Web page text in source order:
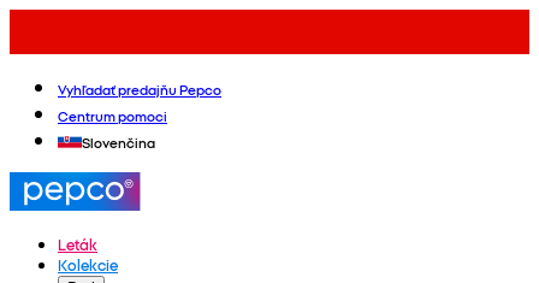
Vyhľadať predajňu Pepco
Centrum pomoci
Slovenčina
Leták
Kolekcie